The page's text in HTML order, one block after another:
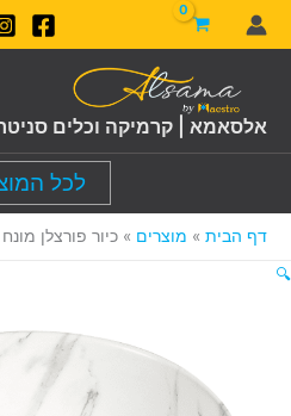
דילוג
לתוכן
אלסאמא | קרמיקה וכלים
לכל
דף הבית מוצרים
כיור פורצלן
🔍